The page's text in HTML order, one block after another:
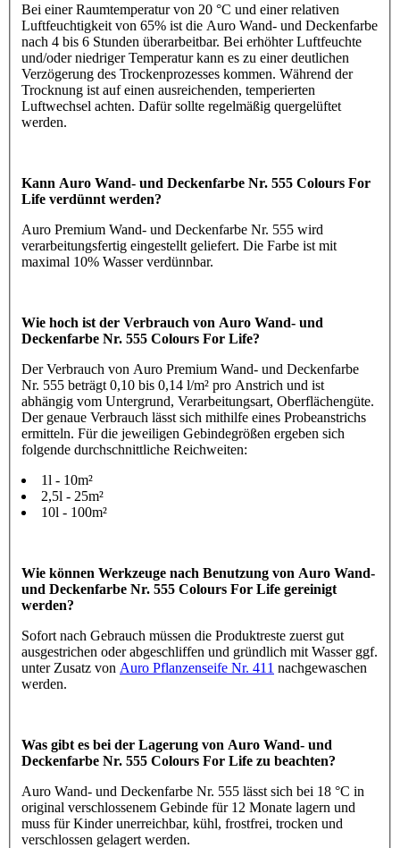
Bei einer Raumtemperatur von 20 °C und einer relativen
Luftfeuchtigkeit von 65% ist die Auro Wand- und Deckenfarbe
nach 4 bis 6 Stunden überarbeitbar. Bei erhöhter Luftfeuchte
und/oder niedriger Temperatur kann es zu einer deutlichen
Verzögerung des Trockenprozesses kommen. Während der
Trocknung ist auf einen ausreichenden, temperierten
Luftwechsel achten. Dafür sollte regelmäßig quergelüftet
werden.
Kann Auro Wand- und Deckenfarbe Nr. 555 Colours For
Life verdünnt werden?
Auro Premium Wand- und Deckenfarbe Nr. 555 wird
verarbeitungsfertig eingestellt geliefert. Die Farbe ist mit
maximal 10% Wasser verdünnbar.
Wie hoch ist der Verbrauch von Auro Wand- und
Deckenfarbe Nr. 555 Colours For Life?
Der Verbrauch von Auro Premium Wand- und Deckenfarbe
Nr. 555 beträgt 0,10 bis 0,14 l/m² pro Anstrich und ist
abhängig vom Untergrund, Verarbeitungsart, Oberflächengüte.
Der genaue Verbrauch lässt sich mithilfe eines Probeanstrichs
ermitteln. Für die jeweiligen Gebindegrößen ergeben sich
folgende durchschnittliche Reichweiten:
1l - 10m²
2,5l - 25m²
10l - 100m²
Wie können Werkzeuge nach Benutzung von Auro Wand-
und Deckenfarbe Nr. 555 Colours For Life gereinigt
werden?
Sofort nach Gebrauch müssen die Produktreste zuerst gut
ausgestrichen oder abgeschliffen und gründlich mit Wasser ggf.
unter Zusatz von Auro Pflanzenseife Nr. 411 nachgewaschen
werden.
Was gibt es bei der Lagerung von Auro Wand- und
Deckenfarbe Nr. 555 Colours For Life zu beachten?
Auro Wand- und Deckenfarbe Nr. 555 lässt sich bei 18 °C in
original verschlossenem Gebinde für 12 Monate lagern und
muss für Kinder unerreichbar, kühl, frostfrei, trocken und
verschlossen gelagert werden.